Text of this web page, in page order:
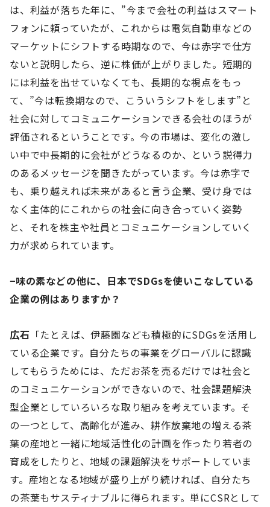
は、利益が落ちた年に、”今まで会社の利益はスマート
フォンに頼っていたが、これからは電気自動車などの
マーケットにシフトする時期なので、今は赤字で仕方
ないと説明したら、逆に株価が上がりました。短期的
には利益を出せていなくても、長期的な視点をもっ
て、”今は転換期なので、こういうシフトをします”と
社会に対してコミュニケーションできる会社のほうが
評価されるということです。今の市場は、変化の激し
い中で中長期的に会社がどうなるのか、という説得力
のあるメッセージを聞きたがっています。今は赤字で
も、乗り越えれば未来があると言う企業、受け身では
なく主体的にこれからの社会に向き合っていく姿勢
と、それを株主や社員とコミュニケーションしていく
力が求められています。
−味の素などの他に、日本でSDGsを使いこなしている
企業の例はありますか？
広石 「たとえば、伊藤園なども積極的にSDGsを活用し
ている企業です。自分たちの事業をグローバルに認識
してもらうためには、ただお茶を売るだけでは社会と
のコミュニケーションができないので、社会課題解決
型企業としていろいろな取り組みを考えています。そ
の一つとして、高齢化が進み、耕作放棄地の増える茶
葉の産地と一緒に地域活性化の計画を作ったり若者の
育成をしたりと、地域の課題解決をサポートしていま
す。産地となる地域が盛り上がり続ければ、自分たち
の茶葉もサスティナブルに得られます。単にCSRとして